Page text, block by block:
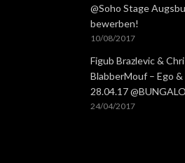
@Soho Stage
bewerben!
10/08/2017
Figub Brazlevic &
BlabberMouf – Ego
28.04.17
24/04/2017